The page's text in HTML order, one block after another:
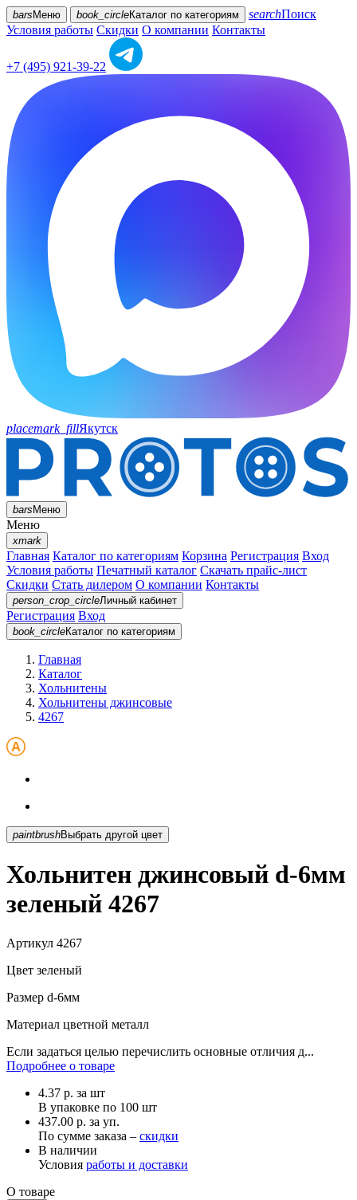
bars Меню book_circleКаталог по категориям searchПоиск
Условия работы Скидки О компании Контакты
+7 (495) 921-39-22
placemark_fillЯкутск
barsМеню
Меню
xmark
Главная Каталог по категориям Корзина Регистрация Вход
Условия работы Печатный каталог Скачать прайс-лист
Скидки Стать дилером О компании Контакты
person_crop_circleЛичный кабинет
Регистрация Вход
book_circleКаталог по категориям
Главная
Каталог
Хольнитены
Хольнитены джинсовые
4267
paintbrush Выбрать другой цвет
Хольнитен джинсовый d-6мм
зеленый 4267
Артикул 4267
Цвет зеленый
Размер d-6мм
Материал цветной металл
Если задаться целью перечислить основные отличия д...
Подробнее о товаре
4.37 р. за шт
В упаковке по 100 шт
437.00 р. за уп.
По сумме заказа – скидки
В наличии
Условия работы и доставки
О товаре